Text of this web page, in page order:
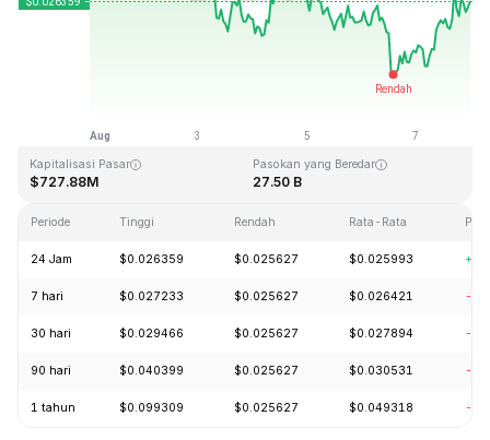
$0.207411 $0.000171
Kapitalisasi Pasar
$727.88M
Pasokan yang Beredar
27.50 B
Periode Tinggi Rendah Rata-Rata
24 Jam $0.026359 $0.025627 $0.025993
7 hari $0.027233 $0.025627 $0.026421 -
30 hari $0.029466 $0.025627 $0.027894 -
90 hari $0.040399 $0.025627 $0.030531 -
1 tahun $0.099309 $0.025627 $0.049318 -